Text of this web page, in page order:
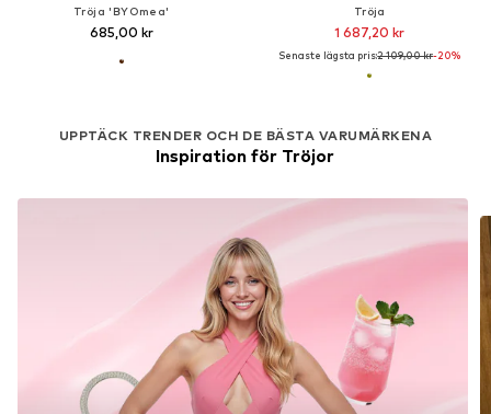
Tröja 'BYOmea'
685,00 kr
Tröja
1 687,20 kr
Senaste lägsta pris:2 109,00 kr-20%
UPPTÄCK TRENDER OCH DE BÄSTA VARUMÄRKENA
Inspiration för Tröjor